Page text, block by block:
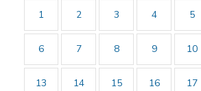
1
2 3 4 5
6 7 8 9 10
13 14 15 16 17